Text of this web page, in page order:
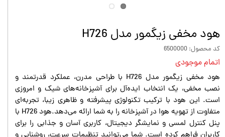
هود مخفی زیگمور مدل H726
کد محصول: 6500000
اتمام موجودی
هود مخفی زیگمور مدل H726 با طراحی مدرن، عملکرد قدرتمند و
نصب مخفی، یک انتخاب ایده‌آل برای آشپزخانه‌های شیک و امروزی
است. این هود با ترکیب تکنولوژی پیشرفته و ظاهری زیبا، تجربه‌ای
متفاوت از تهویه هوا در آشپزخانه را به شما ارائه می‌دهد.هود H726 با
پنل کنترل لمسی و نمایشگر دیجیتال، کاربری آسان و جذابی را برای